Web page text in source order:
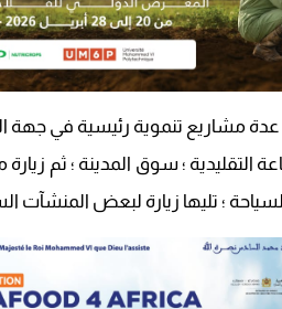
مشاريع تنموية رئيسية في جهة
التقليدية ؛ سوق المدينة ؛ ثم زيارة
؛ تليها زيارة لبعض المنشآت